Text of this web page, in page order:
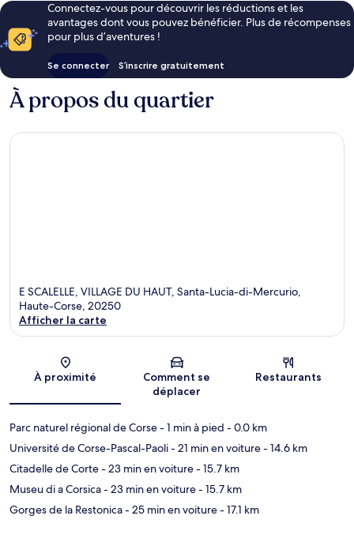
Connectez-vous pour découvrir les réductions et les
avantages dont vous pouvez bénéficier. Plus de récompenses
pour plus d’aventures !
Se connecter S’inscrire gratuitement
À propos du quartier
E SCALELLE, VILLAGE DU HAUT, Santa-Lucia-di-Mercurio,
Haute-Corse, 20250
Afficher la carte
À proximité
Comment se
déplacer
Restaurants
Parc naturel régional de Corse- 1 min à pied - 0.0 km
Université de Corse-Pascal-Paoli- 21 min en voiture- 14.6 km
Citadelle de Corte- 23 min en voiture- 15.7 km
Museu di a Corsica- 23 min en voiture- 15.7 km
Gorges de la Restonica- 25 min en voiture- 17.1 km